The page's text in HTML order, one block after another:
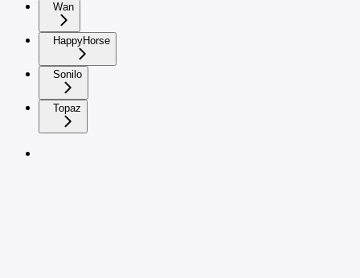
Wan
HappyHorse
Sonilo
Topaz